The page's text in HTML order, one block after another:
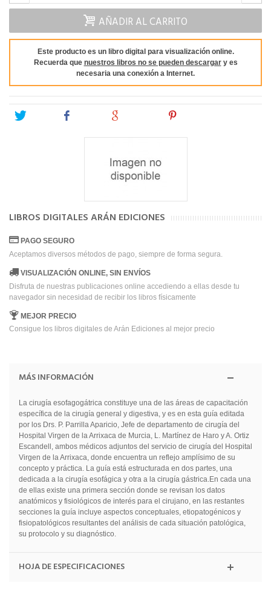
AÑADIR AL CARRITO
Este producto es un libro digital para visualización online.
Recuerda que nuestros libros no se pueden descargary es
necesaria una conexión a Internet.
Tweet
LIBROS DIGITALES ARÁN EDICIONES
PAGO SEGURO
Aceptamos diversos métodos de pago, siempre de forma segura.
VISUALIZACIÓN ONLINE, SIN ENVÍOS
Disfruta de nuestras publicaciones online accediendo a ellas desde tu
navegador sin necesidad de recibir los libros físicamente
MEJOR PRECIO
Consigue los libros digitales de Arán Ediciones al mejor precio
MÁS INFORMACIÓN
La cirugía esofagogátrica constituye una de las áreas de capacitación
específica de la cirugía general y digestiva, y es en esta guía editada
por los Drs. P. Parrilla Aparicio, Jefe de departamento de cirugía del
Hospital Virgen de la Arrixaca de Murcia, L. Martínez de Haro y A. Ortiz
Escandell, ambos médicos adjuntos del servicio de cirugía del Hospital
Virgen de la Arrixaca, donde encuentra un reflejo amplísimo de su
concepto y práctica. La guía está estructurada en dos partes, una
dedicada a la cirugía esofágica y otra a la cirugía gástrica.En cada una
de ellas existe una primera sección donde se revisan los datos
anatómicos y fisiológicos de interés para el cirujano, en las restantes
secciones la guía incluye aspectos conceptuales, etiopatogénicos y
fisiopatológicos resultantes del análisis de cada situación patológica,
su protocolo y su diagnóstico.
HOJA DE ESPECIFICACIONES